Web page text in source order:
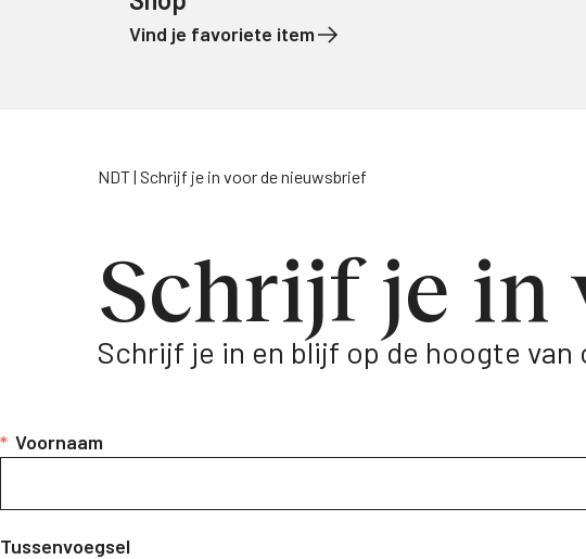
Vind je favoriete item
NDT Schrijf je in voor de nieuwsbrief
Schrijf je in
Schrijf je in en blijf op de hoogte
* Voornaam
Tussenvoegsel